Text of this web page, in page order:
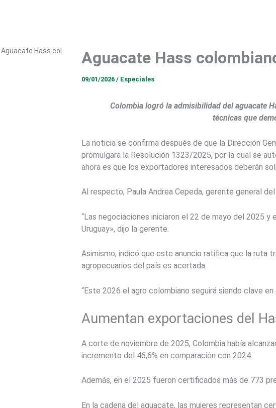
Aguacate Hass colombiano abre puertas en el mercado de Uruguay
Aguacate Hass
09/01/2026 / Especiales
Colombia logró la admisibilidad del aguacate
técnicas que
La noticia se confirma después de que la Dirección
promulgara la Resolución 1323/2025, por la cual se
ahora es que los exportadores interesados deberán
Al respecto, Paula Andrea Cepeda, gerente general
“Las negociaciones iniciaron el 22 de mayo del 2025
Uruguay», dijo la gerente.
Asimismo, indicó que este anuncio ratifica que la ruta
agropecuarios del país es acertada.
“Este 2026 el agro colombiano seguirá siendo clave
Aumentan exportaciones del
A corte de noviembre de 2025, Colombia había
incremento del 46,6% en comparación con 2024.
Además, en el 2025 fueron certificados más de 773
En la cadena del aguacate, las mujeres representan